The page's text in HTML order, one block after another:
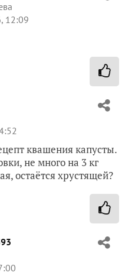
12:09
квашения капусты.
не много на 3 кг
остаётся хрустящей?